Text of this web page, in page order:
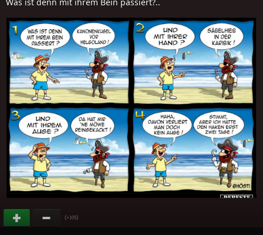
(+105)